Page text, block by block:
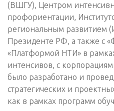
(ВШГУ), Центром
профориентации,
региональным развитием
Президенте РФ, а также с
«Платформой НТИ» в
интенсивов, с
было разработано и
стратегических и
как в рамках программ